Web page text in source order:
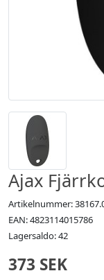
Ajax
Artikelnummer:
EAN: 4823114015786
Lagersaldo: 42
373 SEK